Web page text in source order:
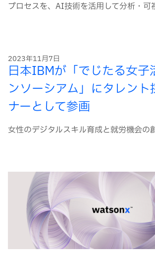
プロセスを、AI技術を活用して分析・可
2023年11月7日
日本IBMが「でじたる女子
ンソーシアム」にタレント
ナーとして参画
女性のデジタルスキル育成と就労機会の